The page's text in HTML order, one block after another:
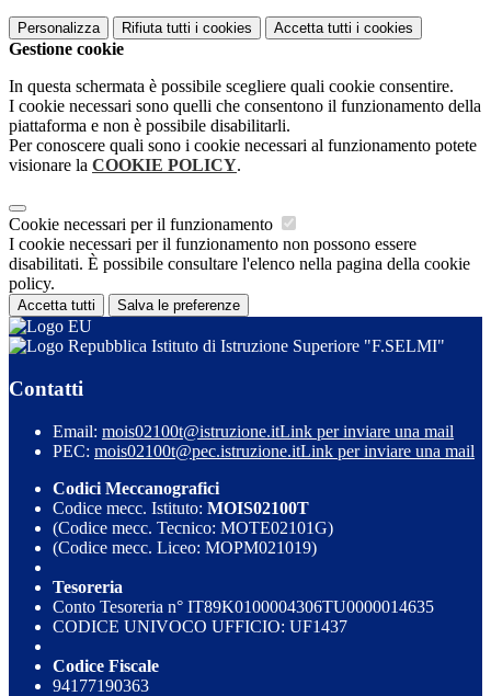
Personalizza Rifiuta tutti i cookies Accetta tutti i cookies
Gestione cookie
In questa schermata è possibile scegliere quali cookie consentire.
I cookie necessari sono quelli che consentono il funzionamento della
piattaforma e non è possibile disabilitarli.
Per conoscere quali sono i cookie necessari al funzionamento potete
visionare la COOKIE POLICY.
Cookie necessari per il funzionamento
I cookie necessari per il funzionamento non possono essere
disabilitati. È possibile consultare l'elenco nella pagina della cookie
policy.
Accetta tutti Salva le preferenze
Istituto di Istruzione Superiore "F.SELMI"
Contatti
Email: mois02100t@istruzione.itLink per inviare una mail
PEC: mois02100t@pec.istruzione.itLink per inviare una mail
Codici Meccanografici
Codice mecc. Istituto: MOIS02100T
(Codice mecc. Tecnico: MOTE02101G)
(Codice mecc. Liceo: MOPM021019)
Tesoreria
Conto Tesoreria n° IT89K0100004306TU0000014635
CODICE UNIVOCO UFFICIO: UF1437
Codice Fiscale
94177190363